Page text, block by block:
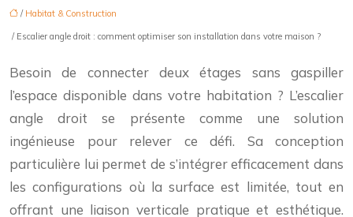
/ Habitat & Construction
/ Escalier angle droit : comment optimiser son installation dans votre maison ?
Besoin de connecter deux étages sans gaspiller
l’espace disponible dans votre habitation ? L’escalier
angle droit se présente comme une solution
ingénieuse pour relever ce défi. Sa conception
particulière lui permet de s’intégrer efficacement dans
les configurations où la surface est limitée, tout en
offrant une liaison verticale pratique et esthétique.